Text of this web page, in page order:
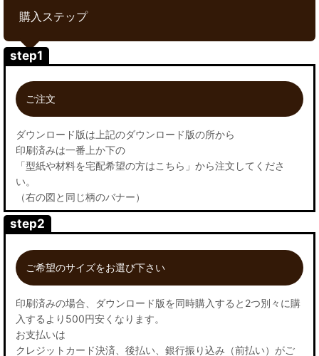
購入ステップ
step1
ご注文
ダウンロード版は上記のダウンロード版の所から
印刷済みは一番上か下の
「型紙や材料を宅配希望の方はこちら」から注文してくださ
い。
（右の図と同じ柄のバナー）
step2
ご希望のサイズをお選び下さい
印刷済みの場合、ダウンロード版を同時購入すると2つ別々に購
入するより500円安くなります。
お支払いは
クレジットカード決済、後払い、銀行振り込み（前払い）がご